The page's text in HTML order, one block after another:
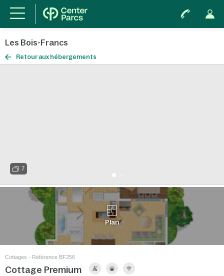
Les Bois-Francs
Retour aux hébergements
7
Plan
Cottages - Référence BF256
Cottage Premium